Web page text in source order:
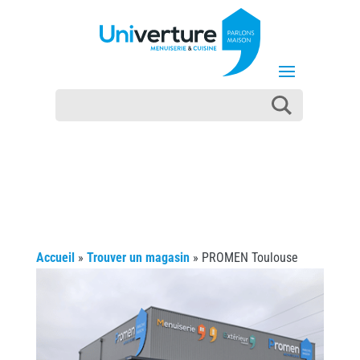
Accueil» Trouver un magasin » PROMEN Toulouse